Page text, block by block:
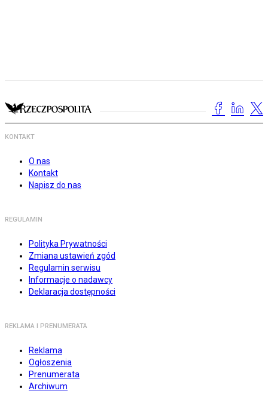
KONTAKT
O nas
Kontakt
Napisz do nas
REGULAMIN
Polityka Prywatności
Zmiana ustawień zgód
Regulamin serwisu
Informacje o nadawcy
Deklaracja dostępności
REKLAMA I PRENUMERATA
Reklama
Ogłoszenia
Prenumerata
Archiwum